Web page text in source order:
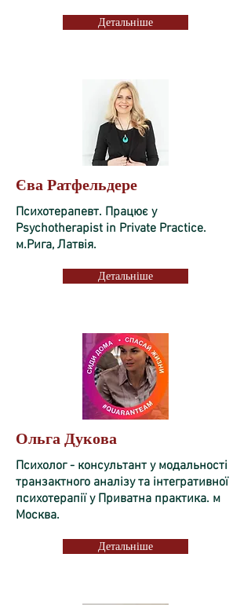
Детальніше
Єва Ратфельдере
Психотерапевт. Працює у
Psychotherapist in Private Practice.
м.Рига, Латвія.
Детальніше
Ольга Дукова
Психолог - консультант у модальності
транзактного аналізу та інтегративної
психотерапії у Приватна практика. м
Москва.
Детальніше